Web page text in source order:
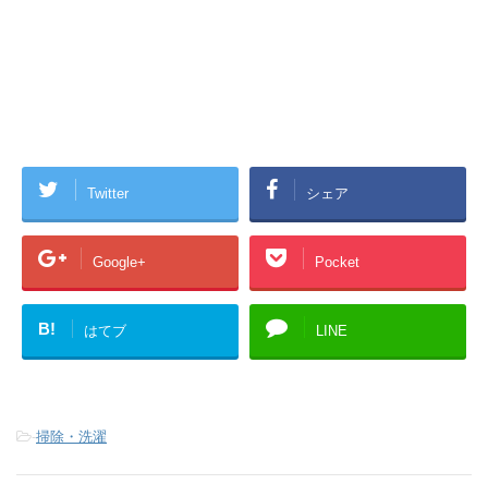
Twitter シェア
Google+ Pocket
B! はてブ LINE
-掃除・洗濯